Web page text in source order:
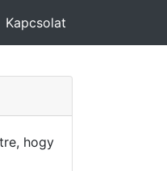
Kapcsolat
hogy